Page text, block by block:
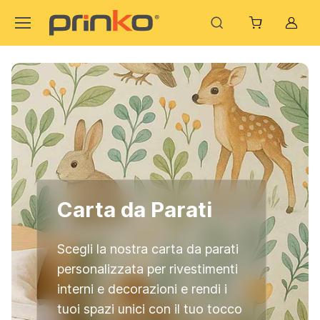
Elettrostatico
PVC adesivo riposizionabile.
ideale per applicazioni su vetri
Carta da Parati
Scegli la nostra carta da parati
personalizzata per rivestimenti
interni e decorazioni e rendi i
tuoi spazi unici con il tuo tocco
Tela Canvas
Trasforma ambienti ordinari in
spazi straordinari con le tele
canvas stampate su tela
artistica di alta qualità,